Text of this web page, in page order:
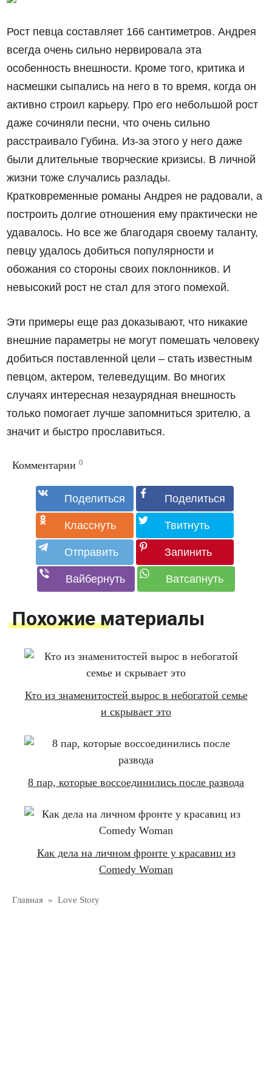
Рост певца составляет 166 сантиметров. Андрея
всегда очень сильно нервировала эта
особенность внешности. Кроме того, критика и
насмешки сыпались на него в то время, когда он
активно строил карьеру. Про его небольшой рост
даже сочиняли песни, что очень сильно
расстраивало Губина. Из-за этого у него даже
были длительные творческие кризисы. В личной
жизни тоже случались разлады.
Кратковременные романы Андрея не радовали, а
построить долгие отношения ему практически не
удавалось. Но все же благодаря своему таланту,
певцу удалось добиться популярности и
обожания со стороны своих поклонников. И
невысокий рост не стал для этого помехой.
Эти примеры еще раз доказывают, что никакие
внешние параметры не могут помешать человеку
добиться поставленной цели – стать известным
певцом, актером, телеведущим. Во многих
случаях интересная незаурядная внешность
только помогает лучше запомниться зрителю, а
значит и быстро прославиться.
Комментарии 0
Похожие материалы
Кто из знаменитостей вырос в небогатой семье
и скрывает это
8 пар, которые воссоединились после развода
Как дела на личном фронте у красавиц из
Comedy Woman
Главная » Love Story